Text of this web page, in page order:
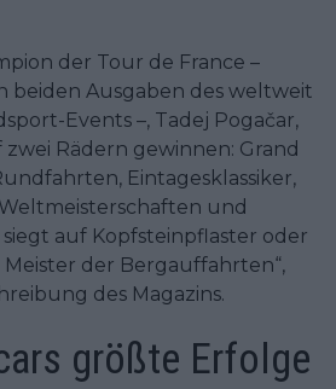
der Tour de France –
beiden Ausgaben des weltweit
Events –, Tadej Pogačar,
Rädern gewinnen: Grand
Eintagesklassiker,
und
auf Kopfsteinpflaster oder
der Bergauffahrten“,
des Magazins.
größte Erfolge